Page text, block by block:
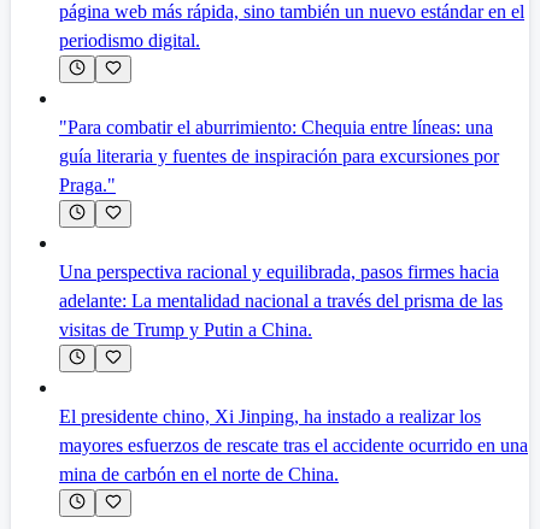
página web más rápida, sino también un nuevo estándar en el
periodismo digital.
"Para combatir el aburrimiento: Chequia entre líneas: una
guía literaria y fuentes de inspiración para excursiones por
Praga."
Una perspectiva racional y equilibrada, pasos firmes hacia
adelante: La mentalidad nacional a través del prisma de las
visitas de Trump y Putin a China.
El presidente chino, Xi Jinping, ha instado a realizar los
mayores esfuerzos de rescate tras el accidente ocurrido en una
mina de carbón en el norte de China.